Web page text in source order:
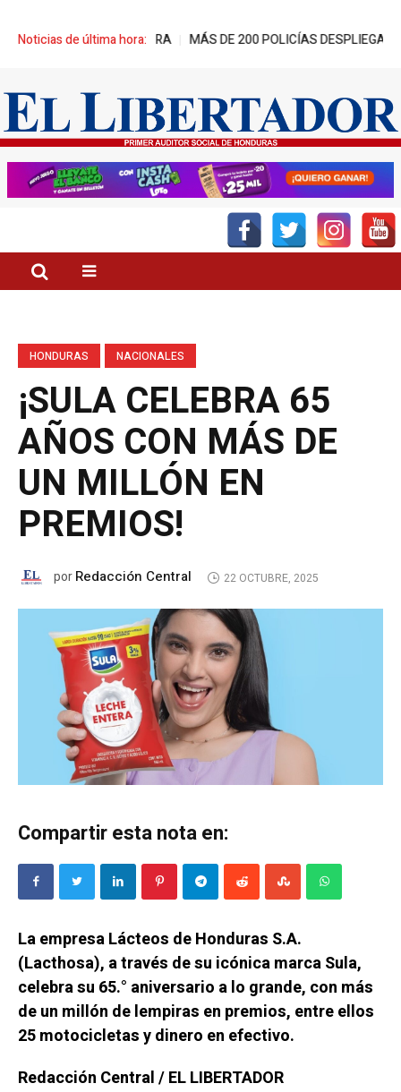
Noticias de última hora:
ZEDE PRÓSPERA MÁS DE 200 POLICÍAS DESPLIEGAN
HONDURAS NACIONALES
¡SULA CELEBRA 65
AÑOS CON MÁS DE
UN MILLÓN EN
PREMIOS!
porRedacción Central 22 OCTUBRE, 2025
Compartir esta nota en:
La empresa Lácteos de Honduras S.A.
(Lacthosa), a través de su icónica marca Sula,
celebra su 65.° aniversario a lo grande, con más
de un millón de lempiras en premios, entre ellos
25 motocicletas y dinero en efectivo.
Redacción Central / EL LIBERTADOR